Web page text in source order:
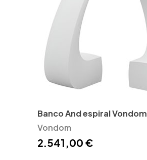
Banco And espiral Vondom
Vondom
2.541,00 €